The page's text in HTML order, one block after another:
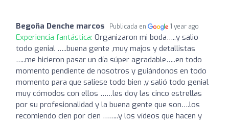
Begoña Denche marcos Publicada en 1 year ago
Experiencia fantástica: Organizaron mi boda…..y salio
todo genial …..buena gente ,muy majos y detallistas
…..me hicieron pasar un día súper agradable…..en todo
momento pendiente de nosotros y guiándonos en todo
momento para que saliese todo bien ,y salió todo genial
muy cómodos con ellos ……les doy las cinco estrellas
por su profesionalidad y la buena gente que son….los
recomiendo cien por cien ……..y los vídeos que hacen y